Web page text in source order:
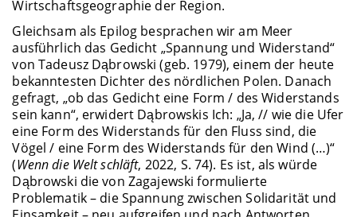
Wirtschaftsgeographie der Region.
Gleichsam als Epilog besprachen wir am Meer
ausführlich das Gedicht „Spannung und Widerstand“
von Tadeusz Dąbrowski (geb. 1979), einem der heute
bekanntesten Dichter des nördlichen Polen. Danach
gefragt, „ob das Gedicht eine Form / des Widerstands
sein kann“, erwidert Dąbrowskis Ich: „Ja, // wie die Ufer
eine Form des Widerstands für den Fluss sind, die
Vögel / eine Form des Widerstands für den Wind (…)“
(Wenn die Welt schläft, 2022, S. 74). Es ist, als würde
Dąbrowski die von Zagajewski formulierte
Problematik – die Spannung zwischen Solidarität und